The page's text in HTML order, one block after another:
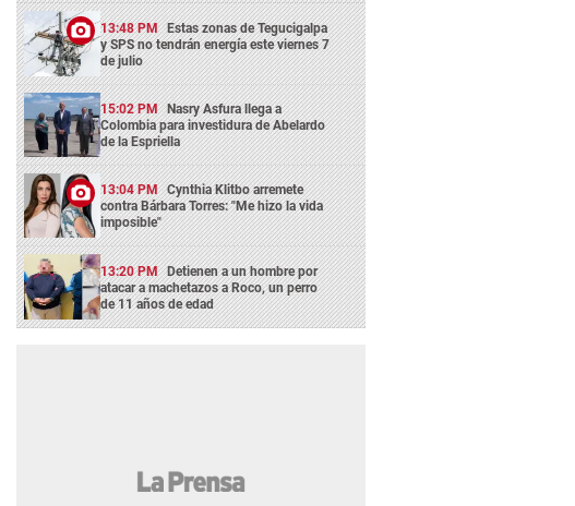
13:48 PM Estas zonas de Tegucigalpa
y SPS no tendrán energía este viernes 7
de julio
15:02 PM Nasry Asfura llega a
Colombia para investidura de Abelardo
de la Espriella
13:04 PM Cynthia Klitbo arremete
contra Bárbara Torres: "Me hizo la vida
imposible"
13:20 PM Detienen a un hombre por
atacar a machetazos a Roco, un perro
de 11 años de edad